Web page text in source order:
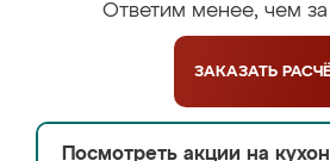
Ответим менее, чем
ЗАКАЗАТЬ
Посмотреть акции на